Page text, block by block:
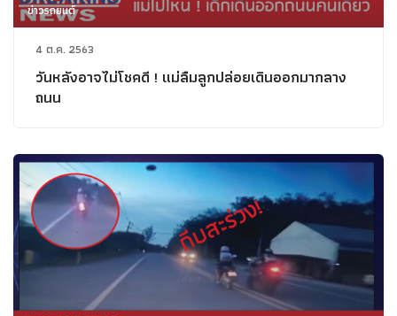
ข่าวรถยนต์
4 ต.ค. 2563
วันหลังอาจไม่โชคดี ! แม่ลืมลูกปล่อยเดินออกมากลาง
ถนน